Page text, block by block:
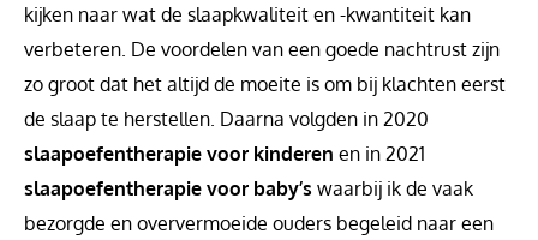
kijken naar wat de slaapkwaliteit en -kwantiteit kan
verbeteren. De voordelen van een goede nachtrust zijn
zo groot dat het altijd de moeite is om bij klachten eerst
de slaap te herstellen. Daarna volgden in 2020
slaapoefentherapie voor kinderen en in 2021
slaapoefentherapie voor baby’s waarbij ik de vaak
bezorgde en oververmoeide ouders begeleid naar een